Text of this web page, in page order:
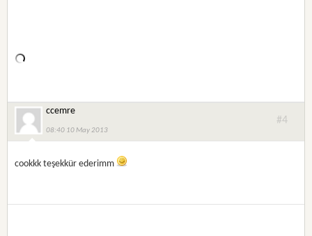
ccemre
08:40 10 May 2013
#4
cookkk teşekkür ederimm